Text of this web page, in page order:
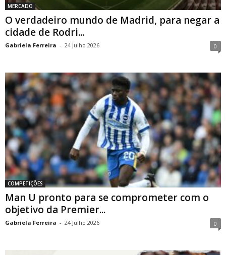
MERCADO
O verdadeiro mundo de Madrid, para negar a
cidade de Rodri...
Gabriela Ferreira - 24 Julho 2026 0
COMPETIÇÕES
Man U pronto para se comprometer com o
objetivo da Premier...
Gabriela Ferreira - 24 Julho 2026 0